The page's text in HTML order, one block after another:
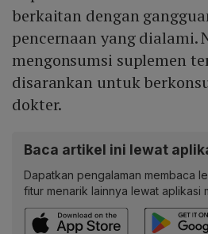
berkaitan dengan
pencernaan yang dialami.
mengonsumsi suplemen
disarankan untuk
dokter.
Baca artikel ini lewat
Dapatkan pengalaman membaca
fitur menarik lainnya lewat aplikasi